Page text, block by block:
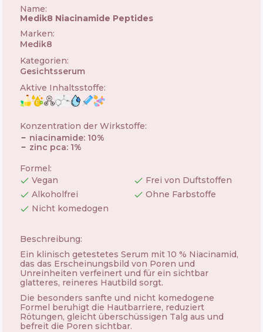
Name:
Medik8 Niacinamide Peptides
Marken:
Medik8
Kategorien:
Gesichtsserum
Aktive Inhaltsstoffe:
Konzentration der Wirkstoffe:
niacinamide: 10%
zinc pca: 1%
Formel:
Vegan
Frei von Duftstoffen
Alkoholfrei
Ohne Farbstoffe
Nicht komedogen
Beschreibung:
Ein klinisch getestetes Serum mit 10 % Niacinamid,
das das Erscheinungsbild von Poren und
Unreinheiten verfeinert und für ein sichtbar
glatteres, reineres Hautbild sorgt.
Die besonders sanfte und nicht komedogene
Formel beruhigt die Hautbarriere, reduziert
Rötungen, gleicht überschüssigen Talg aus und
befreit die Poren sichtbar.